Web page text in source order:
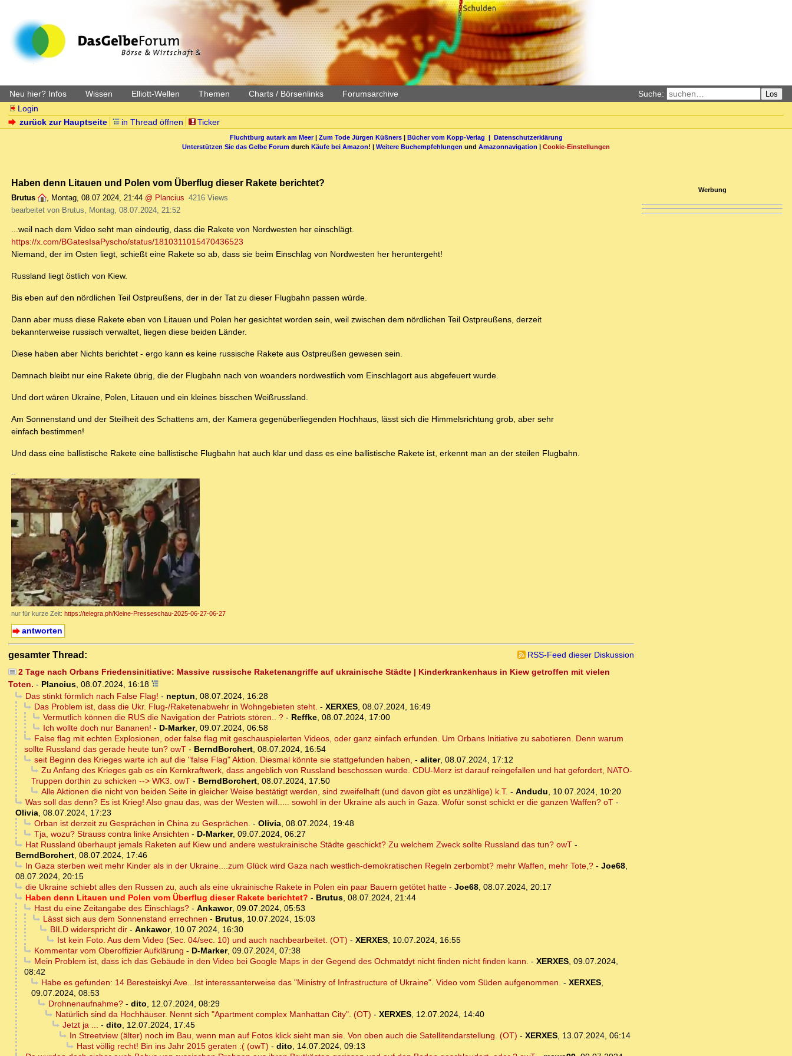
Neu hier? Infos Wissen Elliott-Wellen Themen Charts / Börsenlinks Forumsarchive Suche: Los
Login
zurück zur Hauptseite
in Thread öffnen Ticker
Fluchtburg autark am Meer| Zum Tode Jürgen Küßners| Bücher vom Kopp-Verlag | Datenschutzerklärung
Unterstützen Sie das Gelbe Forum durch Käufe bei Amazon! | Weitere Buchempfehlungen und Amazonnavigation | Cookie-Einstellungen
Haben denn Litauen und Polen vom Überflug dieser Rakete berichtet?
Brutus , Montag, 08.07.2024, 21:44 @ Plancius 4216 Views
bearbeitet von Brutus, Montag, 08.07.2024, 21:52
...weil nach dem Video seht man eindeutig, dass die Rakete von Nordwesten her einschlägt.
https://x.com/BGatesIsaPyscho/status/1810311015470436523
Niemand, der im Osten liegt, schießt eine Rakete so ab, dass sie beim Einschlag von Nordwesten her heruntergeht!
Russland liegt östlich von Kiew.
Bis eben auf den nördlichen Teil Ostpreußens, der in der Tat zu dieser Flugbahn passen würde.
Dann aber muss diese Rakete eben von Litauen und Polen her gesichtet worden sein, weil zwischen dem nördlichen Teil Ostpreußens, derzeit
bekannterweise russisch verwaltet, liegen diese beiden Länder.
Diese haben aber Nichts berichtet - ergo kann es keine russische Rakete aus Ostpreußen gewesen sein.
Demnach bleibt nur eine Rakete übrig, die der Flugbahn nach von woanders nordwestlich vom Einschlagort aus abgefeuert wurde.
Und dort wären Ukraine, Polen, Litauen und ein kleines bisschen Weißrussland.
Am Sonnenstand und der Steilheit des Schattens am, der Kamera gegenüberliegenden Hochhaus, lässt sich die Himmelsrichtung grob, aber sehr
einfach bestimmen!
Und dass eine ballistische Rakete eine ballistische Flugbahn hat auch klar und dass es eine ballistische Rakete ist, erkennt man an der steilen Flugbahn.
--
nur für kurze Zeit: https://telegra.ph/Kleine-Presseschau-2025-06-27-06-27
antworten
gesamter Thread:
RSS-Feed dieser Diskussion
2 Tage nach Orbans Friedensinitiative: Massive russische Raketenangriffe auf ukrainische Städte | Kinderkrankenhaus in Kiew getroffen mit vielen
Toten. - Plancius, 08.07.2024, 16:18
Das stinkt förmlich nach False Flag! - neptun, 08.07.2024, 16:28
Das Problem ist, dass die Ukr. Flug-/Raketenabwehr in Wohngebieten steht. - XERXES, 08.07.2024, 16:49
Vermutlich können die RUS die Navigation der Patriots stören.. ?- Reffke, 08.07.2024, 17:00
Ich wollte doch nur Bananen! - D-Marker, 09.07.2024, 06:58
False flag mit echten Explosionen, oder false flag mit geschauspielerten Videos, oder ganz einfach erfunden. Um Orbans Initiative zu sabotieren. Denn warum
sollte Russland das gerade heute tun? owT - BerndBorchert, 08.07.2024, 16:54
seit Beginn des Krieges warte ich auf die "false Flag" Aktion. Diesmal könnte sie stattgefunden haben, - aliter, 08.07.2024, 17:12
Zu Anfang des Krieges gab es ein Kernkraftwerk, dass angeblich von Russland beschossen wurde. CDU-Merz ist darauf reingefallen und hat gefordert, NATO-
Truppen dorthin zu schicken --> WK3. owT - BerndBorchert, 08.07.2024, 17:50
Alle Aktionen die nicht von beiden Seite in gleicher Weise bestätigt werden, sind zweifelhaft (und davon gibt es unzählige) k.T. - Andudu, 10.07.2024, 10:20
Was soll das denn? Es ist Krieg! Also gnau das, was der Westen will..... sowohl in der Ukraine als auch in Gaza. Wofür sonst schickt er die ganzen Waffen? oT-
Olivia, 08.07.2024, 17:23
Orban ist derzeit zu Gesprächen in China zu Gesprächen. - Olivia, 08.07.2024, 19:48
Tja, wozu? Strauss contra linke Ansichten - D-Marker, 09.07.2024, 06:27
Hat Russland überhaupt jemals Raketen auf Kiew und andere westukrainische Städte geschickt? Zu welchem Zweck sollte Russland das tun? owT-
BerndBorchert, 08.07.2024, 17:46
In Gaza sterben weit mehr Kinder als in der Ukraine....zum Glück wird Gaza nach westlich-demokratischen Regeln zerbombt? mehr Waffen, mehr Tote,?- Joe68,
08.07.2024, 20:15
die Ukraine schiebt alles den Russen zu, auch als eine ukrainische Rakete in Polen ein paar Bauern getötet hatte- Joe68, 08.07.2024, 20:17
Haben denn Litauen und Polen vom Überflug dieser Rakete berichtet? - Brutus, 08.07.2024, 21:44
Hast du eine Zeitangabe des Einschlags?- Ankawor, 09.07.2024, 05:53
Lässt sich aus dem Sonnenstand errechnen - Brutus, 10.07.2024, 15:03
BILD widerspricht dir- Ankawor, 10.07.2024, 16:30
Ist kein Foto. Aus dem Video (Sec. 04/sec. 10) und auch nachbearbeitet. (OT) - XERXES, 10.07.2024, 16:55
Kommentar vom Oberoffizier Aufklärung - D-Marker, 09.07.2024, 07:38
Mein Problem ist, dass ich das Gebäude in den Video bei Google Maps in der Gegend des Ochmatdyt nicht finden nicht finden kann. - XERXES, 09.07.2024,
08:42
Habe es gefunden: 14 Beresteiskyi Ave...Ist interessanterweise das "Ministry of Infrastructure of Ukraine". Video vom Süden aufgenommen. - XERXES,
09.07.2024, 08:53
Drohnenaufnahme?- dito, 12.07.2024, 08:29
Natürlich sind da Hochhäuser. Nennt sich "Apartment complex Manhattan City". (OT) - XERXES, 12.07.2024, 14:40
Jetzt ja ... - dito, 12.07.2024, 17:45
In Streetview (älter) noch im Bau, wenn man auf Fotos klick sieht man sie. Von oben auch die Satellitendarstellung. (OT) - XERXES, 13.07.2024, 06:14
Hast völlig recht! Bin ins Jahr 2015 geraten :( (owT) - dito, 14.07.2024, 09:13
Werbung